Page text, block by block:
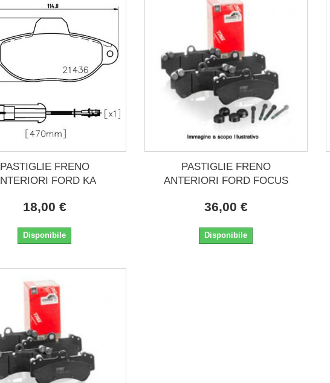
PASTIGLIE FRENO
FORD KA
18,00 €
Disponibile
PASTIGLIE FRENO
ANTERIORI FORD FOCUS
36,00 €
Disponibile